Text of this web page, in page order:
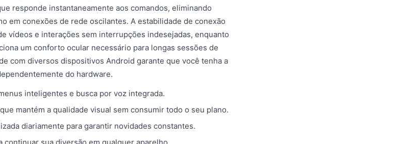
responde instantaneamente aos comandos, eliminando
em conexões de rede oscilantes. A estabilidade de conexão
vídeos e interações sem interrupções indesejadas, enquanto
um conforto ocular necessário para longas sessões de
com diversos dispositivos Android garante que você tenha a
do hardware.
inteligentes e busca por voz integrada.
mantém a qualidade visual sem consumir todo o seu plano.
diariamente para garantir novidades constantes.